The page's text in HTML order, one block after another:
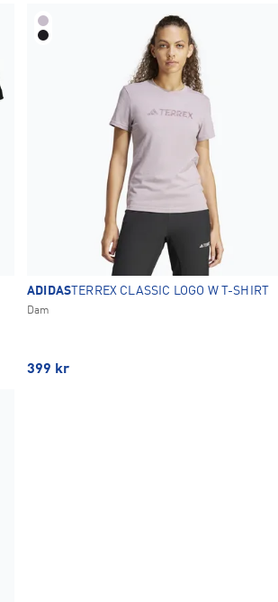
ADIDASTERREX CLASSIC LOGO W T-SHIRT
Dam
399 kr